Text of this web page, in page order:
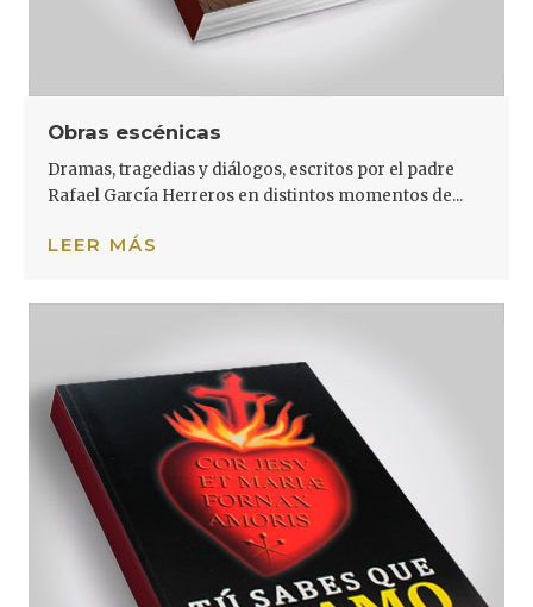
Obras escénicas
Dramas, tragedias y diálogos, escritos por el padre
Rafael García Herreros en distintos momentos de...
LEER MÁS